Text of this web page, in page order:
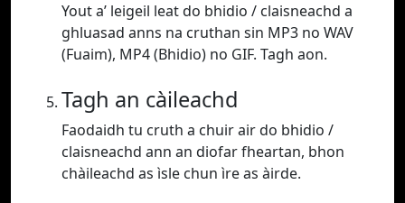
Yout a’ leigeil leat do bhidio / claisneachd a
ghluasad anns na cruthan sin MP3 no WAV
(Fuaim), MP4 (Bhidio) no GIF. Tagh aon.
Tagh an càileachd
Faodaidh tu cruth a chuir air do bhidio /
claisneachd ann an diofar fheartan, bhon
chàileachd as ìsle chun ìre as àirde.